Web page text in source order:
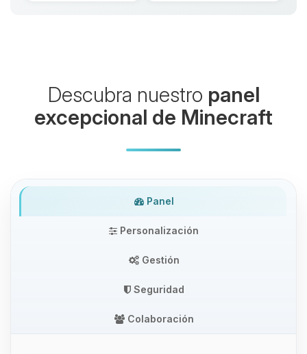
Descubra nuestro panel
excepcional de Minecraft
Panel
Personalización
Gestión
Seguridad
Colaboración